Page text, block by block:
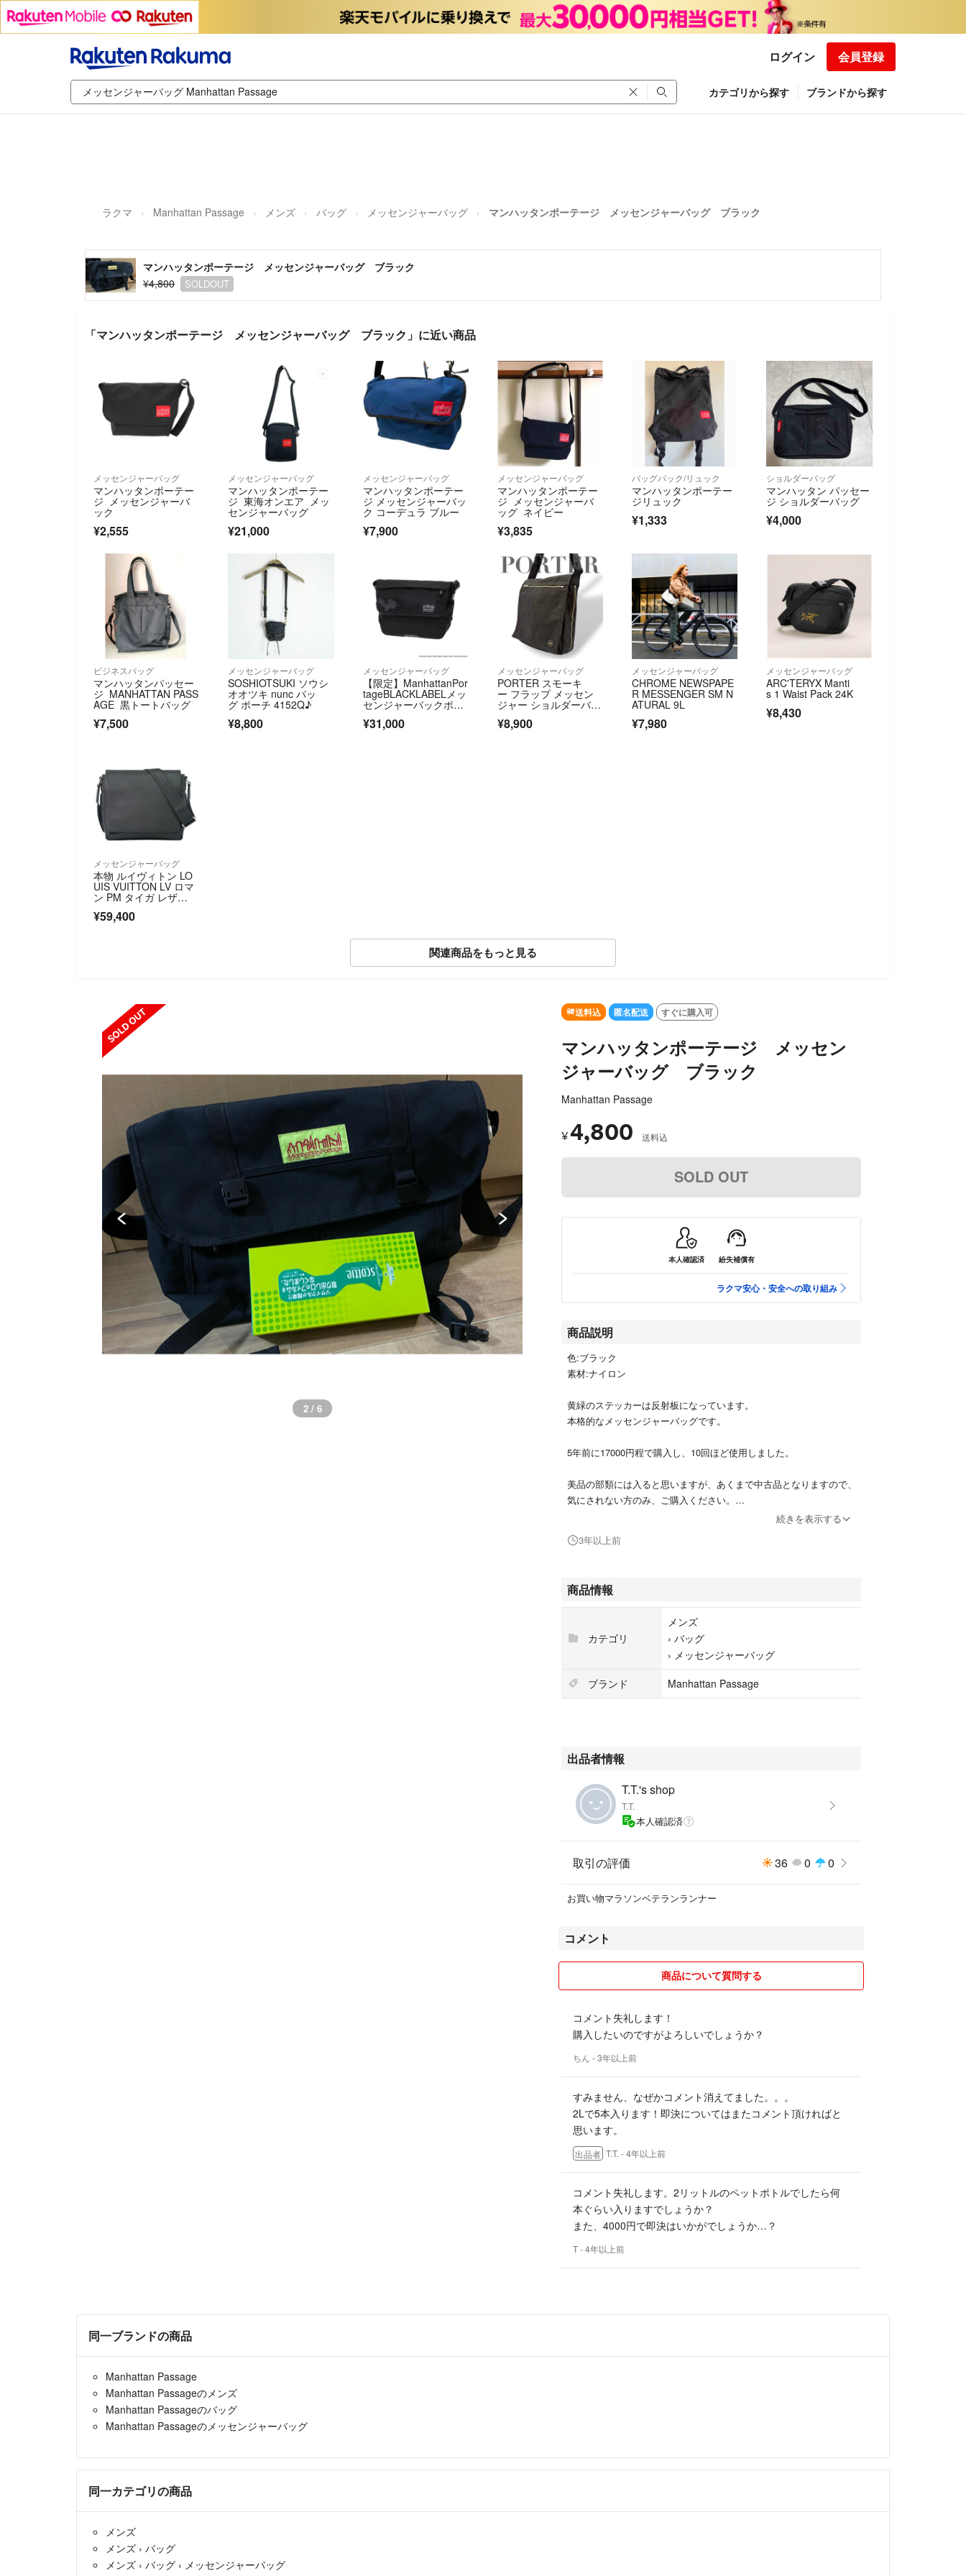
ログイン 会員登録
カテゴリから探す ブランドから探す
ラクマ Manhattan Passage メンズ バッグ メッセンジャーバッグ マンハッタンポーテージ メッセンジャーバッグ ブラック
マンハッタンポーテージ メッセンジャーバッグ ブラック
¥4,800
SOLDOUT
「マンハッタンポーテージ メッセンジャーバッグ ブラック」に近い商品
メッセンジャーバッグ
マンハッタンポーテー
ジ メッセンジャーバ
ック
¥2,555
メッセンジャーバッグ
マンハッタンポーテー
ジ 東海オンエア メッ
センジャーバッグ
¥21,000
メッセンジャーバッグ
マンハッタンポーテー
ジ メッセンジャーバッ
ク コーデュラ ブルー
¥7,900
メッセンジャーバッグ
マンハッタンポーテー
ジ メッセンジャーバ
ッグ ネイビー
¥3,835
バッグパック/リュック
マンハッタンポーテー
ジリュック
¥1,333
ショルダーバッグ
マンハッタン パッセー
ジ ショルダーバッグ
¥4,000
ビジネスバッグ
マンハッタンパッセー
ジ MANHATTAN PASS
AGE 黒トートバッグ
¥7,500
メッセンジャーバッグ
SOSHIOTSUKI ソウシ
オオツキ nunc バッ
グ ポーチ 4152Q♪
¥8,800
メッセンジャーバッグ
【限定】ManhattanPor
tageBLACKLABELメッ
センジャーバックポケ
¥31,000
メッセンジャーバッグ
PORTER スモーキ
ー フラップ メッセン
ジャー ショルダーバッ
¥8,900
メッセンジャーバッグ
CHROME NEWSPAPE
R MESSENGER SM N
ATURAL 9L
¥7,980
メッセンジャーバッグ
ARC'TERYX Manti
s 1 Waist Pack 24K
¥8,430
メッセンジャーバッグ
本物 ルイヴィトン LO
UIS VUITTON LV ロマ
ン PM タイガ レザ
グ メッセンジャーバッ
¥59,400
関連商品をもっと見る
SOLD OUT
3 / 6
送料込 匿名配送 すぐに購入可
マンハッタンポーテージ メッセン
ジャーバッグ ブラック
Manhattan Passage
¥4,800 送料込
SOLD OUT
本人確認済 紛失補償有
ラクマ安心・安全への取り組み
商品説明
色:ブラック
素材:ナイロン
黄緑のステッカーは反射板になっています。
本格的なメッセンジャーバッグです。
5年前に17000円程で購入し、10回ほど使用しました。
美品の部類には入ると思いますが、あくまで中古品となりますので、
気にされない方のみ、ご購入ください。
（幅、高さ、奥行き→400×300×200mm）
型崩れ防止用の中敷が付属します。
続きを表示する
3年以上前
商品情報
カテゴリ
メンズ
› バッグ
› メッセンジャーバッグ
ブランド
Manhattan Passage
出品者情報
T.T.'s shop
T.T.
本人確認済
取引の評価 36 0 0
お買い物マラソンベテランランナー
コメント
商品について質問する
コメント失礼します！
購入したいのですがよろしいでしょうか？
ちん - 3年以上前
すみません、なぜかコメント消えてました。。。
2Lで5本入ります！即決についてはまたコメント頂ければと
思います。
出品者 T.T. - 4年以上前
コメント失礼します。2リットルのペットポトルでしたら何
本ぐらい入りますでしょうか？
また、4000円で即決はいかがでしょうか…？
T- 4年以上前
同一ブランドの商品
Manhattan Passage
Manhattan Passageのメンズ
Manhattan Passageのバッグ
Manhattan Passageのメッセンジャーバッグ
同一カテゴリの商品
メンズ
メンズ › バッグ
メンズ › バッグ › メッセンジャーバッグ